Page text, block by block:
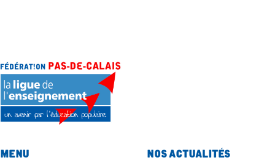
Menu Nos actualités